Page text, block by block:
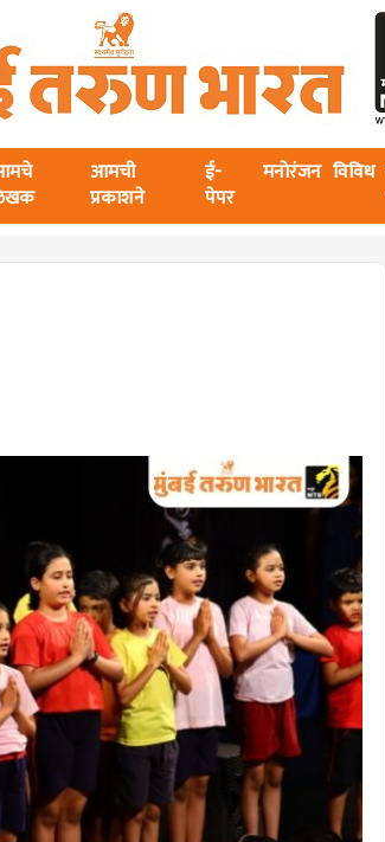
आमची
प्रकाशने
ई-
पेपर
मनोरंजन विविध